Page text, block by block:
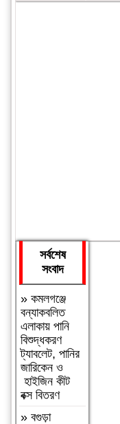
সর্বশেষ
সংবাদ
»কমলগঞ্জে
বন্যাকবলিত
এলাকায় পানি
বিশুদ্ধকরণ
ট্যাবলেট, পানির
জারিকেন ও
হাইজিন কীট
বক্স বিতরণ
»বগুড়া